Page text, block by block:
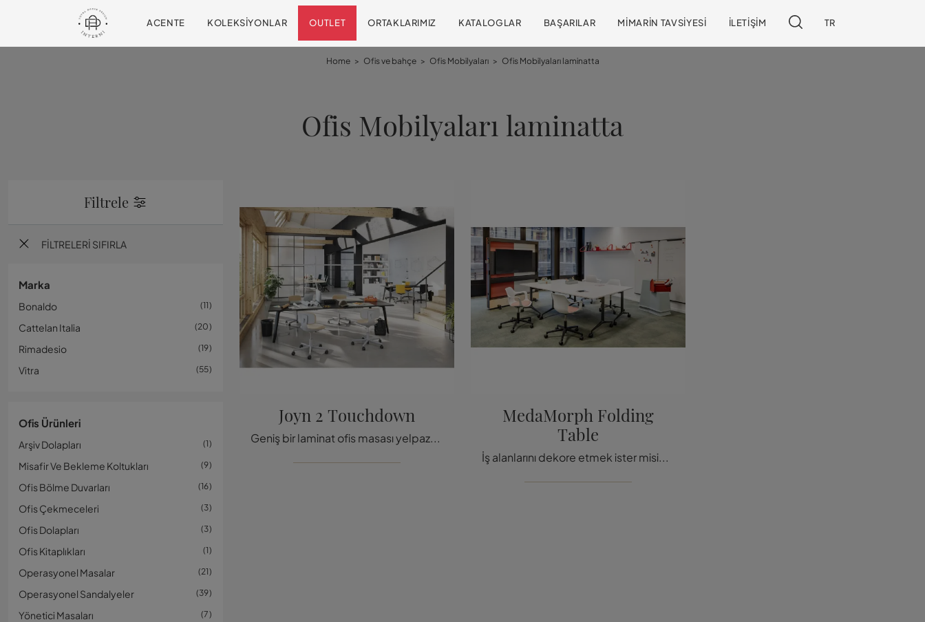
ACENTE KOLEKSIYONLAR OUTLET ORTAKLARIMIZ KATALOGLAR BAŞARILAR MIMARIN TAVSIYESI İLETIŞIM TR
Home > Ofis ve bahçe > Ofis Mobilyaları > Ofis Mobilyaları laminatta
Ofis Mobilyaları laminatta
Filtrele
FILTRELERI SIFIRLA
Marka
Bonaldo 11
Cattelan Italia 20
Rimadesio 19
Vitra 55
Ofis Ürünleri
Arşiv Dolapları 1
Misafir Ve Bekleme Koltukları 9
Ofis Bölme Duvarları 16
Ofis Çekmeceleri 3
Ofis Dolapları 3
Ofis Kitaplıkları 1
Operasyonel Masalar 21
Operasyonel Sandalyeler 39
Yönetici Masaları 7
Joyn 2 Touchdown
Geniş bir laminat ofis masası yelpazesi seni bekliyor! Vitra'nın Joyn 2 Touchdown modeli seni bekliyor!
MedaMorph Folding
Table
İş alanlarını dekore etmek ister misin? İşte Vitra'nın MedaMorph Folding Table gibi laminat operasyon masası modelleri için çeşitli teklifler